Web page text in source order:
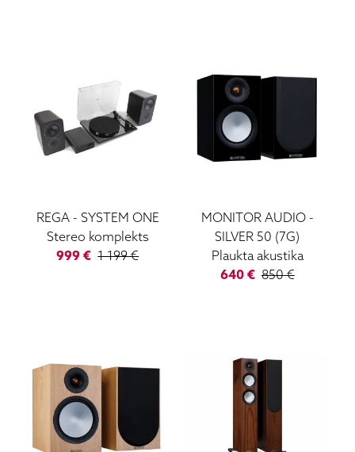
REGA- SYSTEM ONE
Stereo komplekts
999 € 1 199€
MONITOR AUDIO-
SILVER 50 (7G)
Plaukta akustika
640€ 850€